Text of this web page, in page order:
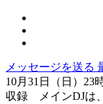
メッセージを送る
10月31日（日）
収録 メインDJは